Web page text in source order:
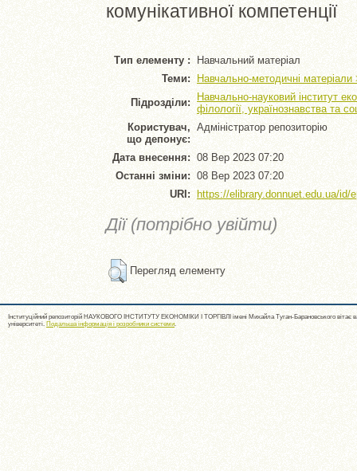
комунікативної компетенції
Тип елементу :
Навчальний матеріал
Теми:
Навчально-методичні
Підрозділи:
Навчально-науковий інститут
філології, українознавства та
Користувач,
що депонує:
Адміністратор репозиторію
Дата внесення: 08 Вер 2023 07:20
Останні зміни: 08 Вер 2023 07:20
URI:
https://elibrary.donnuet.edu.ua/id/
Дії (потрібно увійти)
Перегляд елементу
Інституційний репозиторій НАУКОВОГО ІНСТИТУТУ ЕКОНОМІКИ І ТОРГІВЛІ імені Михайла Туган-Барановського вітає
університеті. Подальша інформація і розробники системи